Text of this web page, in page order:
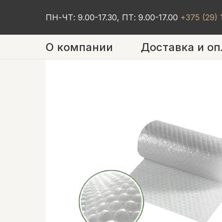
ПН-ЧТ: 9.00-17.30, ПТ: 9.00-17.00 +375 (29)
О компании Доставка и